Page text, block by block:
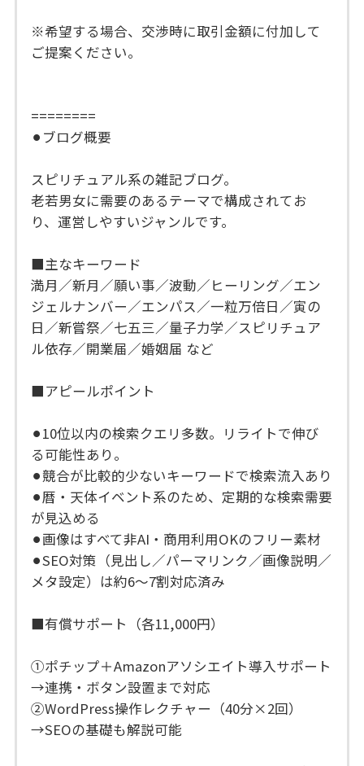
※希望する場合、交渉時に取引金額に付加して
ご提案ください。
========
⚫︎ブログ概要
スピリチュアル系の雑記ブログ。
老若男女に需要のあるテーマで構成されてお
り、運営しやすいジャンルです。
■主なキーワード
満月／新月／願い事／波動／ヒーリング／エン
ジェルナンバー／エンパス／一粒万倍日／寅の
日／新嘗祭／七五三／量子力学／スピリチュア
ル依存／開業届／婚姻届 など
■アピールポイント
⚫︎10位以内の検索クエリ多数。リライトで伸び
る可能性あり。
⚫︎競合が比較的少ないキーワードで検索流入あり
⚫︎暦・天体イベント系のため、定期的な検索需要
が見込める
⚫︎画像はすべて非AI・商用利用OKのフリー素材
⚫︎SEO対策（見出し／パーマリンク／画像説明／
メタ設定）は約6〜7割対応済み
■有償サポート（各11,000円）
①ポチップ＋Amazonアソシエイト導入サポート
→連携・ボタン設置まで対応
②WordPress操作レクチャー（40分×2回）
→SEOの基礎も解説可能